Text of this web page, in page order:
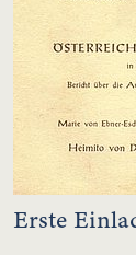
Erste